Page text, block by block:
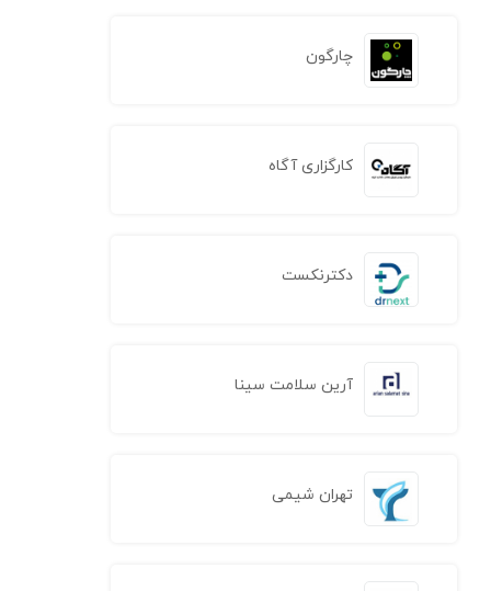
چارگون
کارگزاری آگاه
دکترنکست
آرین سلامت سینا
تهران شیمی